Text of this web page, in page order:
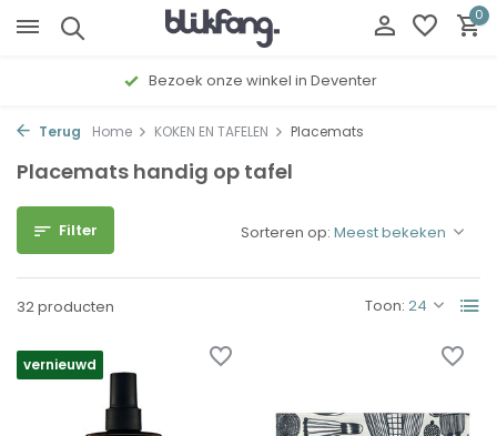
0
Gratis cadeau inpakservice
Terug Home KOKEN EN TAFELEN Placemats
Placemats handig op tafel
Filter
32 producten Toon:
Sorteren op:
vernieuwd